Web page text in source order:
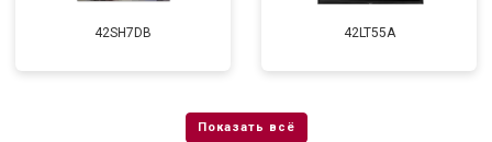
42SH7DB 42LT55A